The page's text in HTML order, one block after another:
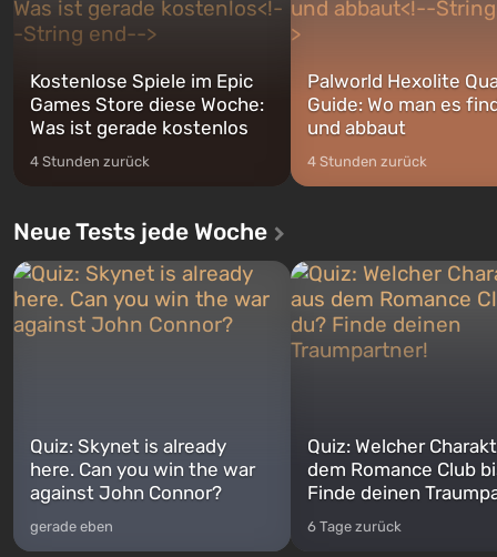
Kostenlose Spiele im Epic
Games Store diese Woche:
Was ist gerade kostenlos
4 Stunden zurück
Palworld Hexolite
Guide: Wo man es
und abbaut
4 Stunden zurück
Neue Tests jede Woche
Quiz: Skynet is already
here. Can you win the war
against John Connor?
gerade eben
Quiz: Welcher
dem Romance Club
Finde deinen
6 Tage zurück